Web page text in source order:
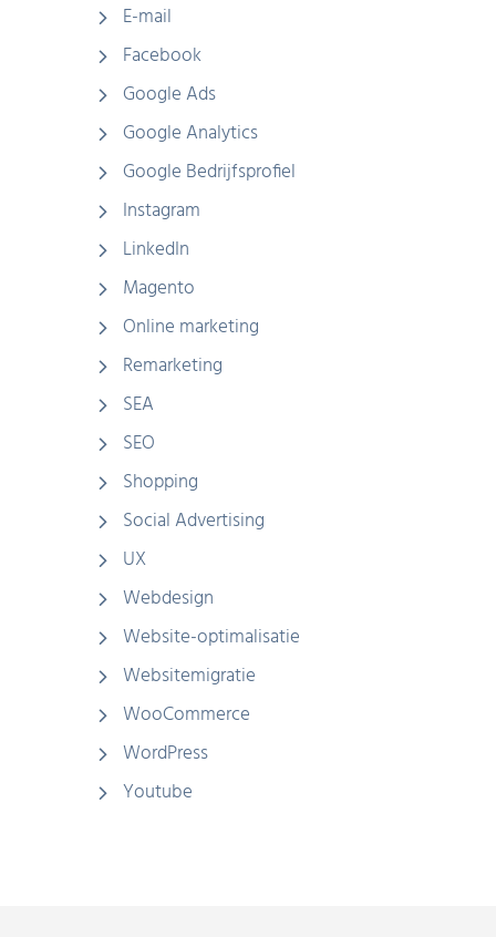
E-mail
Facebook
Google Ads
Google Analytics
Google Bedrijfsprofiel
Instagram
LinkedIn
Magento
Online marketing
Remarketing
SEA
SEO
Shopping
Social Advertising
UX
Webdesign
Website-optimalisatie
Websitemigratie
WooCommerce
WordPress
Youtube